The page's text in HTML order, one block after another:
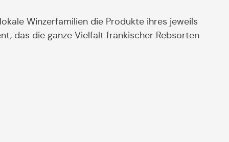
Winzerfamilien die Produkte ihres jeweils
das die ganze Vielfalt fränkischer Rebsorten